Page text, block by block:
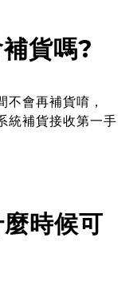
貨嗎?
不會再補貨唷，
統補貨接收第一手
時候可